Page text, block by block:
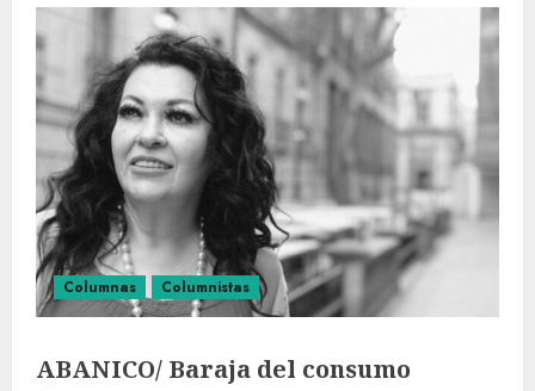
Columnas Columnistas
ABANICO/ Baraja del consumo